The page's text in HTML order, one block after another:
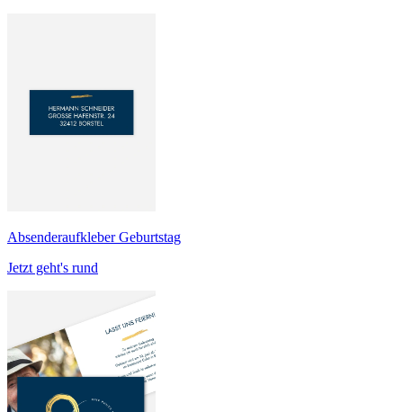
Absenderaufkleber Geburtstag
Jetzt geht's rund